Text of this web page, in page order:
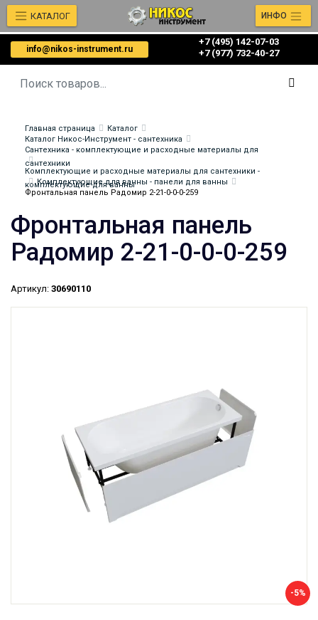
info@nikos-instrument.ru
+7 (495) 142-07-03
‎‎+7 (977) 732-40-27
КАТАЛОГ ИНФО
Главная страница
Каталог
Каталог Никос-Инструмент - сантехника
Сантехника - комплектующие и расходные материалы для
сантехники
Комплектующие и расходные материалы для сантехники -
комплектующие для ванны
Комплектующие для ванны - панели для ванны
Фронтальная панель Радомир 2-21-0-0-0-259
Фронтальная панель
Радомир 2-21-0-0-0-259
Артикул: 30690110
-5%